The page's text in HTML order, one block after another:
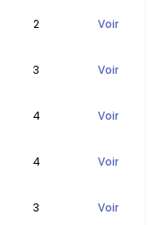
2 Voir
3 Voir
4 Voir
4 Voir
3 Voir